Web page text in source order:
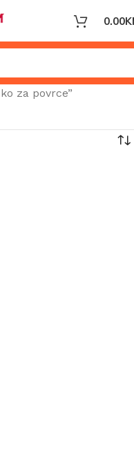
0.00
za povrce”